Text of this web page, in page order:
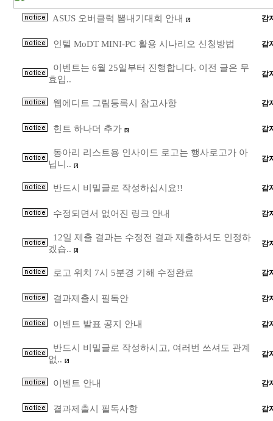
ASUS 오버클럭 뽐내기대회 안내 [2] 감
인텔 MoDT MINI-PC 활용 시나리오 신청방법 감
이벤트는 6월 25일부터 진행합니다. 이전 글은 무
효입..
감
웹에디트 그림등록시 참고사항 감
힌트 하나더 추가 [5] 감
동아리 리스트용 인사이드 로고는 행사로고가 아
닙니..
[7]
감
반드시 비밀글로 작성하십시요!! 감
수정되면서 없어진 링크 안내 감
12일 제출 결과는 수정전 결과 제출하셔도 인정하
겠습..
[2]
감
로고 위치 7시 5분경 기해 수정완료 감
결과제출시 필독안 감
이벤트 발표 공지 안내 감
반드시 비밀글로 작성하시고, 여러번 쓰셔도 관계
없..
[2]
감
이벤트 안내 감
결과제출시 필독사항 감